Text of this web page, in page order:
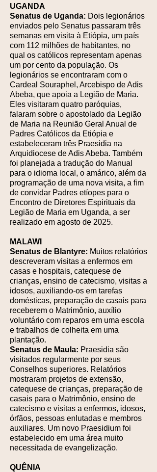
UGANDA
Senatus de Uganda: Dois legionários
enviados pelo Senatus passaram três
semanas em visita à Etiópia, um país
com 112 milhões de habitantes, no
qual os católicos representam apenas
um por cento da população. Os
legionários se encontraram com o
Cardeal Souraphel, Arcebispo de Adis
Abeba, que apoia a Legião de Maria.
Eles visitaram quatro paróquias,
falaram sobre o apostolado da Legião
de Maria na Reunião Geral Anual de
Padres Católicos da Etiópia e
estabeleceram três Praesidia na
Arquidiocese de Adis Abeba. Também
foi planejada a tradução do Manual
para o idioma local, o amárico, além da
programação de uma nova visita, a fim
de convidar Padres etíopes para o
Encontro de Diretores Espirituais da
Legião de Maria em Uganda, a ser
realizado em agosto de 2025.
MALAWI
Senatus de Blantyre: Muitos relatórios
descreveram visitas a enfermos em
casas e hospitais, catequese de
crianças, ensino de catecismo, visitas a
idosos, auxiliando-os em tarefas
domésticas, preparação de casais para
receberem o Matrimônio, auxílio
voluntário com reparos em uma escola
e trabalhos de colheita em uma
plantação.
Senatus de Maula: Praesidia são
visitados regularmente por seus
Conselhos superiores. Relatórios
mostraram projetos de extensão,
catequese de crianças, preparação de
casais para o Matrimônio, ensino de
catecismo e visitas a enfermos, idosos,
órfãos, pessoas enlutadas e membros
auxiliares. Um novo Praesidium foi
estabelecido em uma área muito
necessitada de evangelização.
QUÊNIA